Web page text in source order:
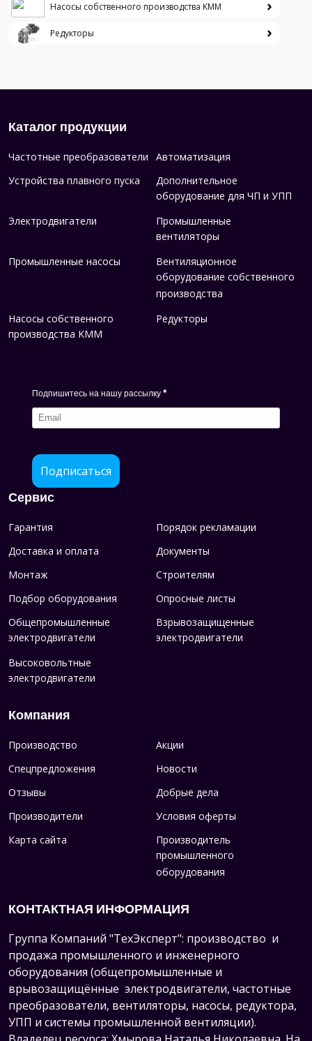
Насосы собственного производства KMM
Редукторы
Каталог продукции
Частотные преобразователи
Автоматизация
Устройства плавного пуска
Дополнительное
оборудование для ЧП и УПП
Электродвигатели Промышленные
вентиляторы
Промышленные насосы Вентиляционное
оборудование собственного
производства
Насосы собственного
производства KMM
Редукторы
Подпишитесь на нашу рассылку *
Подписаться
Сервис
Гарантия
Порядок рекламации
Доставка и оплата
Документы
Монтаж
Строителям
Подбор оборудования
Опросные листы
Общепромышленные
электродвигатели
Взрывозащищенные
электродвигатели
Высоковольтные
электродвигатели
Компания
Производство
Акции
Спецпредложения
Новости
Отзывы
Добрые дела
Производители
Условия оферты
Карта сайта
Производитель
промышленного
оборудования
КОНТАКТНАЯ ИНФОРМАЦИЯ
Группа Компаний "ТехЭксперт": производство и
продажа промышленного и инженерного
оборудования (общепромышленные и
врывозащищённые электродвигатели, частотные
преобразователи, вентиляторы, насосы, редуктора,
УПП и системы промышленной вентиляции).